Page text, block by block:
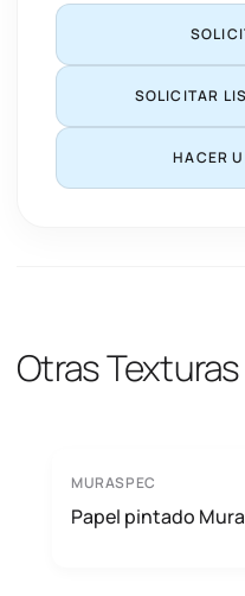
SOLICITAR
HACER
Otras
MURASPEC
Papel pintado